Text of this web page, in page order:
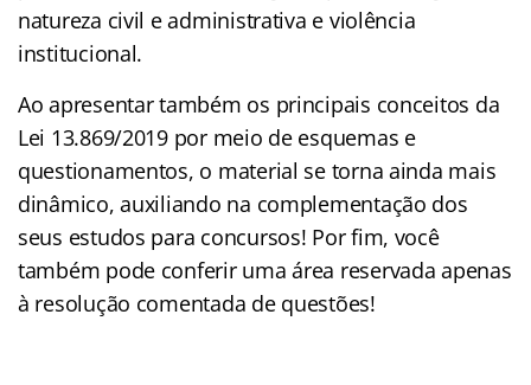
natureza civil e administrativa e violência
institucional.
Ao apresentar também os principais conceitos da
Lei 13.869/2019 por meio de esquemas e
questionamentos, o material se torna ainda mais
dinâmico, auxiliando na complementação dos
seus estudos para concursos! Por fim, você
também pode conferir uma área reservada apenas
à resolução comentada de questões!